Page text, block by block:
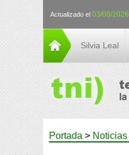
Actualizado el 03/08/2026
Silvia Leal
Portada > Noticias